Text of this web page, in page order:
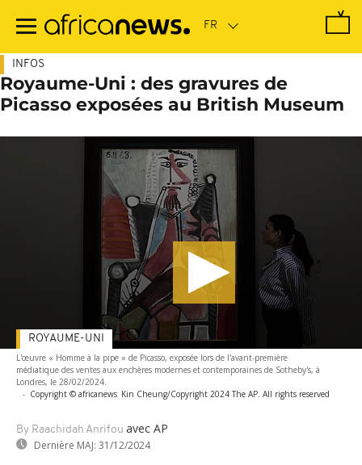
contenu
INFOS
Royaume-Uni : des gravures de
Picasso exposées au British Museum
L'œuvre « Homme à la pipe » de Picasso, exposée lors de l'avant-première
médiatique des ventes aux enchères modernes et contemporaines de Sotheby's, à
Londres, le 28/02/2024.
- Copyright © africanews Kin Cheung/Copyright 2024 The AP. All rights reserved
By Raachidah Anrifou avec AP
Dernière MAJ: 31/12/2024
ROYAUME-UNI